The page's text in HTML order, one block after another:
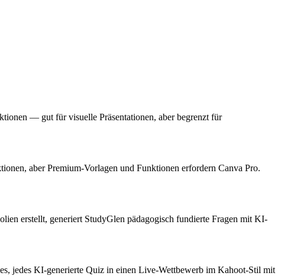
— gut für visuelle Präsentationen, aber begrenzt für
aber Premium-Vorlagen und Funktionen erfordern Canva Pro.
erstellt, generiert StudyGlen pädagogisch fundierte Fragen mit KI-
jedes KI-generierte Quiz in einen Live-Wettbewerb im Kahoot-Stil mit